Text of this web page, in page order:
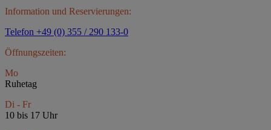
Information und Reservierungen:
Telefon +49 (0) 355 / 290 133-0
Öffnungszeiten:
Mo
Ruhetag
Di - Fr
10 bis 17 Uhr